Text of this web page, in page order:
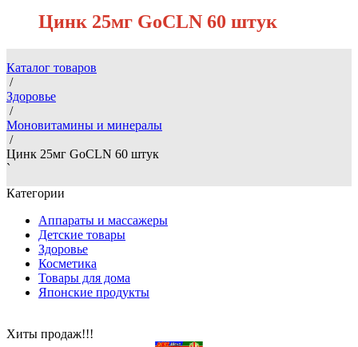
Цинк 25мг GoCLN 60 штук
Каталог товаров
/
Здоровье
/
Моновитамины и минералы
/
Цинк 25мг GoCLN 60 штук
`
Категории
Аппараты и массажеры
Детские товары
Здоровье
Косметика
Товары для дома
Японские продукты
Хиты продаж!!!